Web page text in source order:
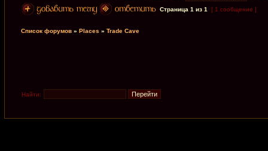
Страница 1 из 1 [ 1 сообщение ]
Список форумов » Places » Trade Cave
Найти: